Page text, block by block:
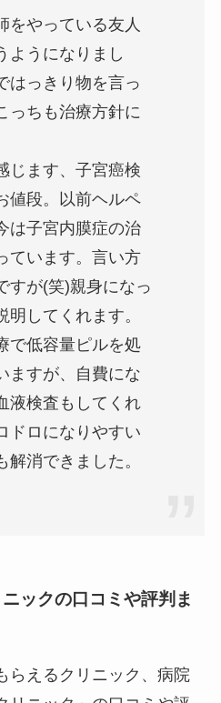
をやっている友人
ようになりまし
はっきり物を言っ
っちも治療方針に
じます、子宮癌検
値段。以前ヘルペ
は子宮内膜症の治
ています。言い方
すが(笑)親身になっ
してくれます。
で低容量ピルを処
ますが、自費にな
液検査もしてくれ
ドロになりやすい
消できました。
ックの口コミや評判ま
らえるクリニック、病院